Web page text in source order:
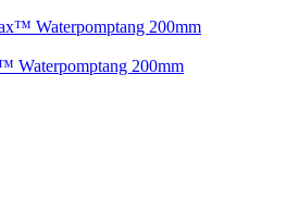
Waterpomptang 200mm